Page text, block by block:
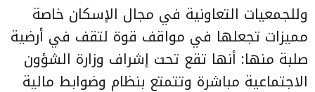
وللجمعيات التعاونية في مجال الإسكان خاصة
مميزات تجعلها في مواقف قوة لتقف في أرضية
صلبة منها: أنها تقع تحت إشراف وزارة الشؤون
الاجتماعية مباشرة وتتمتع بنظام وضوابط مالية